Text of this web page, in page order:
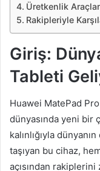
Üretkenlik
Rakipleriyle
Giriş:
Tableti
Huawei MatePad
dünyasında yeni bir
kalınlığıyla
taşıyan bu cihaz,
açısından